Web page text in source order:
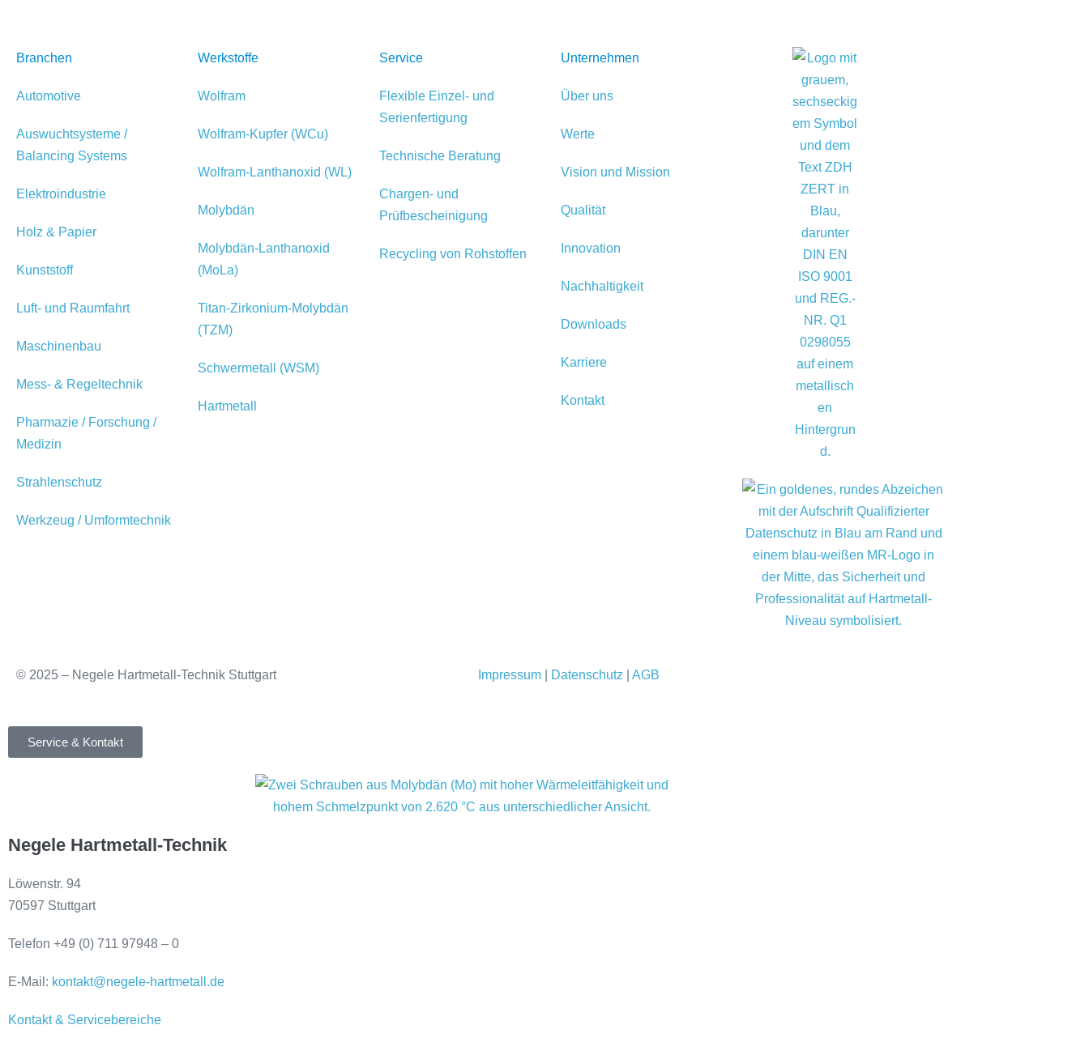
Branchen
Automotive
Auswuchtsysteme /
Balancing Systems
Elektroindustrie
Holz & Papier
Kunststoff
Luft- und Raumfahrt
Maschinenbau
Mess- & Regeltechnik
Pharmazie / Forschung /
Medizin
Strahlenschutz
Werkzeug / Umformtechnik
Werkstoffe
Wolfram
Wolfram-Kupfer (WCu)
Wolfram-Lanthanoxid (WL)
Molybdän
Molybdän-Lanthanoxid
(MoLa)
Titan-Zirkonium-Molybdän
(TZM)
Schwermetall (WSM)
Hartmetall
Service
Flexible Einzel- und
Serienfertigung
Technische Beratung
Chargen- und
Prüfbescheinigung
Recycling von Rohstoffen
Unternehmen
Über uns
Werte
Vision und Mission
Qualität
Innovation
Nachhaltigkeit
Downloads
Karriere
Kontakt
© 2025 – Negele Hartmetall-Technik Stuttgart Impressum Datenschutz AGB
Service & Kontakt
Negele Hartmetall-Technik
Löwenstr. 94
70597 Stuttgart
Telefon +49 (0) 711 97948 – 0
E-Mail: kontakt@negele-hartmetall.de
Kontakt & Servicebereiche